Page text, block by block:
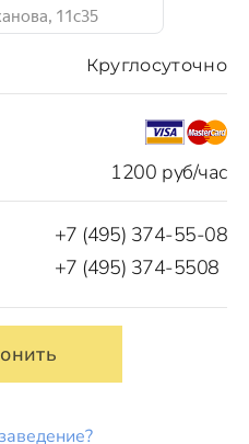
1200 руб/час
Круглосуточно
+7 (495) 374-55-08
+7 (495) 374-5508
11с35